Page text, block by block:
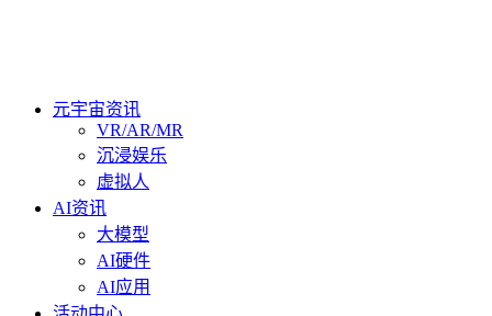
元宇宙资讯
VR/AR/MR
沉浸娱乐
虚拟人
AI资讯
大模型
AI硬件
AI应用